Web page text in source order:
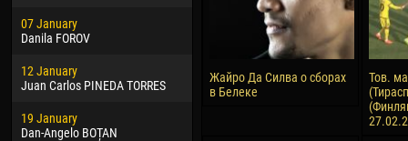
07 January
Danila FOROV
12 January
Juan Carlos PINEDA TORRES
19 January
Dan-Angelo BOȚAN
Samba KONÉ
Vitor Hugo Morais de OLIVEIRA
10
15
17
Jair
Жайро Да Силва о сборах
в Белеке
Тов.